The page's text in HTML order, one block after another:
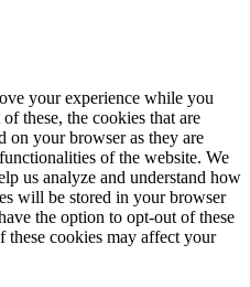
your experience while you
these, the cookies that are
on your browser as they are
of the website. We
us analyze and understand how
will be stored in your browser
the option to opt-out of these
cookies may affect your